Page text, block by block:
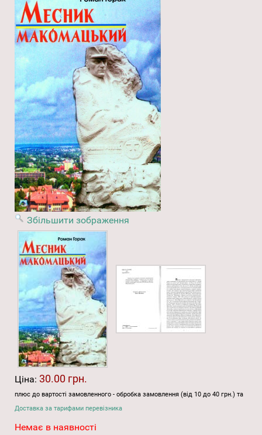
Збільшити зображення
Ціна: 30.00 грн.
плюс до вартості замовленного - обробка замовлення (від 10 до 40 грн.) та
Доставка за тарифами перевізника
Немає в наявності